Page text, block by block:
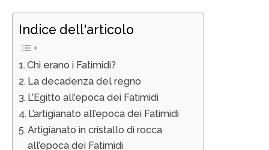
Indice dell'articolo
Chi erano i Fatimidi?
La decadenza del regno
L’Egitto all’epoca dei Fatimidi
L’artigianato all’epoca dei Fatimidi
Artigianato in cristallo di rocca
all’epoca dei Fatimidi